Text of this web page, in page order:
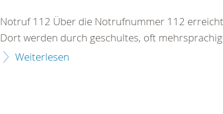
Notruf 112 Über die Notrufnummer 112
Dort werden durch geschultes, oft
Weiterlesen